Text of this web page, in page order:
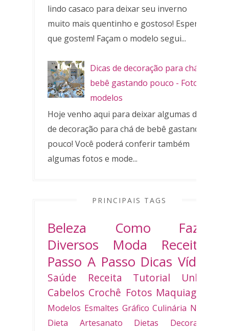
lindo casaco para deixar seu inverno
muito mais quentinho e gostoso! Espero
que gostem! Façam o modelo segui...
Dicas de decoração para chá de
bebê gastando pouco - Fotos e
modelos
Hoje venho aqui para deixar algumas dicas
de decoração para chá de bebê gastando
pouco! Você poderá conferir também
algumas fotos e mode...
PRINCIPAIS TAGS
Beleza
Como Fazer
Diversos
Moda
Receitas
Passo A Passo Dicas Vídeo
Saúde Receita Tutorial
Unhas
Cabelos Crochê Fotos Maquiagem
Modelos Esmaltes Gráfico Culinária Natal
Dieta
Artesanato Dietas
Decoradas